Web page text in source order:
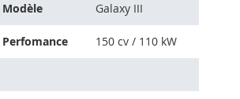
Modèle Galaxy III
Perfomance 150 cv / 110 kW